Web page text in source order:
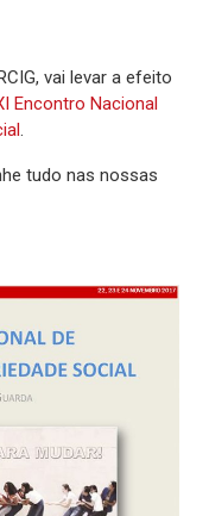
vai levar a efeito
Encontro Nacional
.
tudo nas nossas